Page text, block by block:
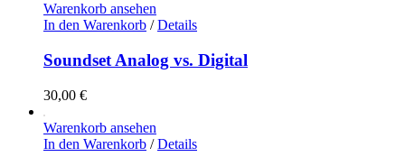
Warenkorb ansehen
In den Warenkorb / Details
Soundset Analog vs. Digital
30,00 €
Warenkorb ansehen
In den Warenkorb / Details